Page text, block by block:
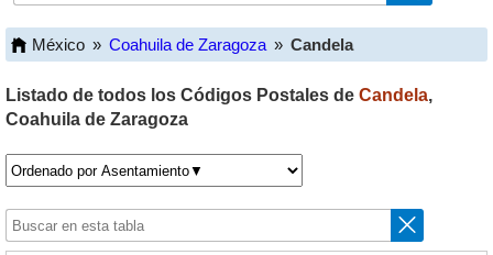
México » Coahuila de Zaragoza » Candela
Listado de todos los Códigos Postales de Candela,
Coahuila de Zaragoza